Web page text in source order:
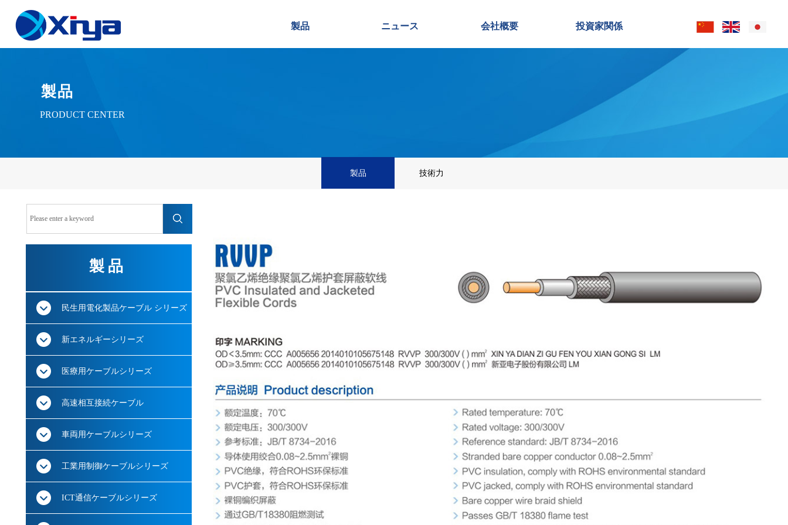
PRODUCT CENTER
製品
製品 技術力
製品
民生用電化製品ケーブル シリーズ
新エネルギーシリーズ
医療用ケーブルシリーズ
高速相互接続ケーブル
車両用ケーブルシリーズ
工業用制御ケーブルシリーズ
ICT通信ケーブルシリーズ
製品 ニュース 会社概要 投資家関係